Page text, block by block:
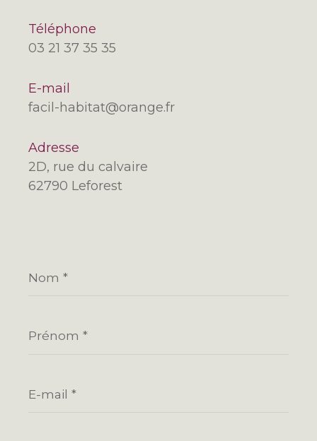
Téléphone
03 21 37 35 35
E-mail
facil-habitat@orange.fr
Adresse
2D, rue du calvaire
62790 Leforest
*
*
mail
*